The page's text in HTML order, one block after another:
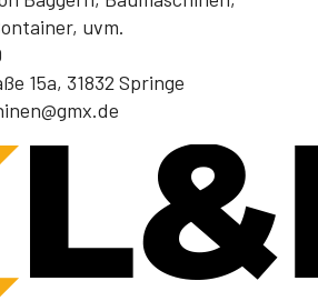
uvm.
15a, 31832 Springe